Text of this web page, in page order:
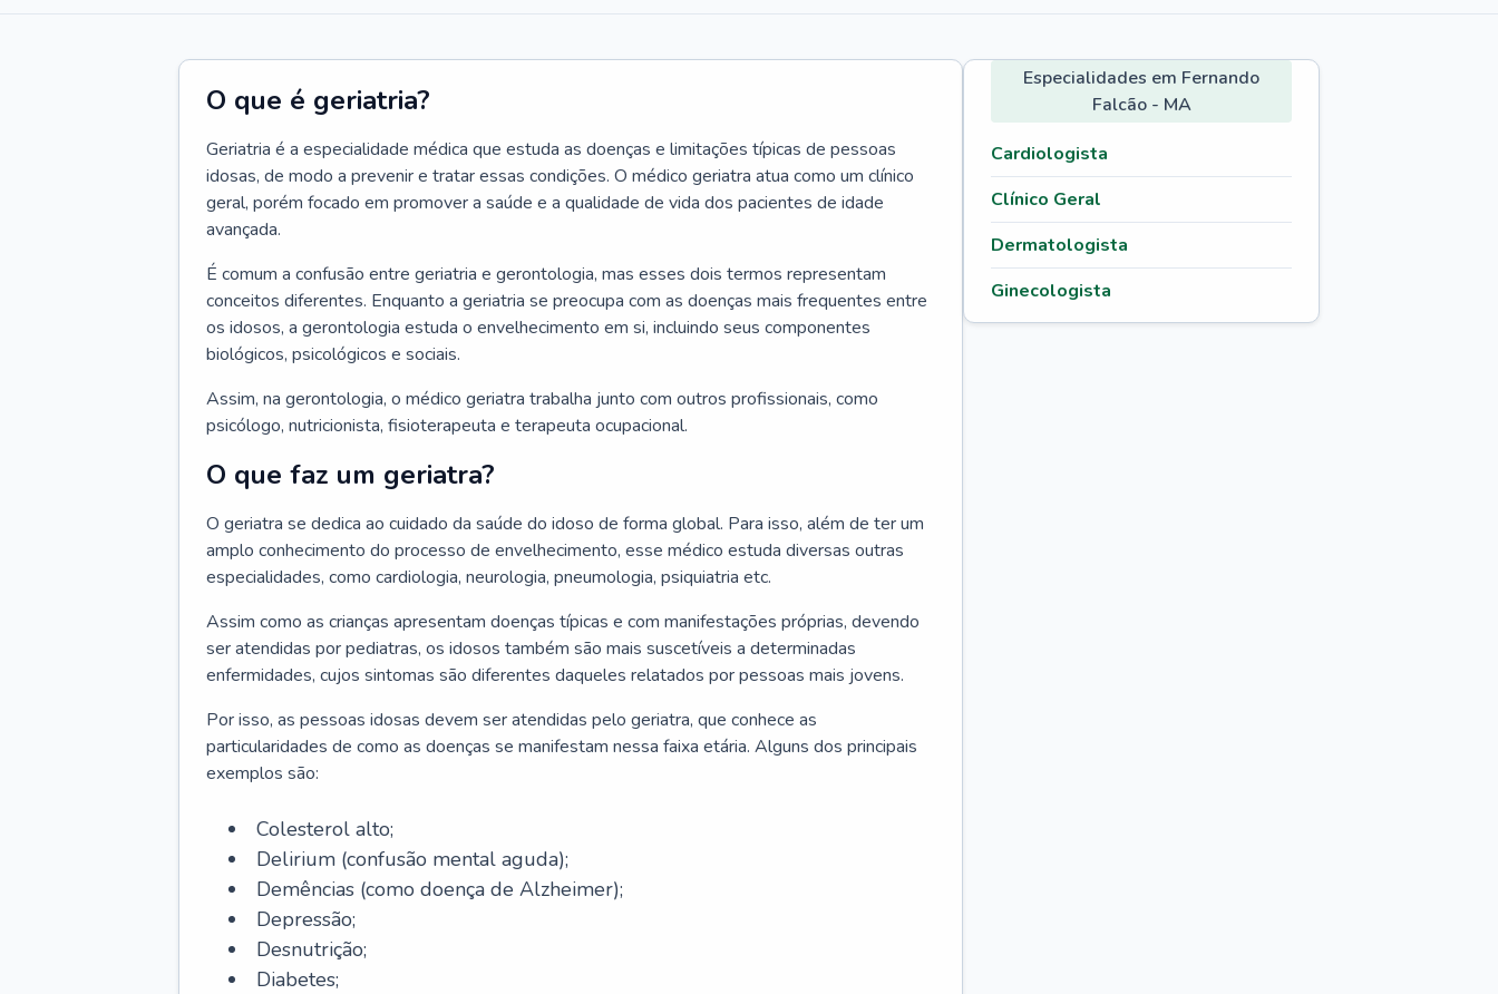
O que é geriatria?
Geriatria é a especialidade médica que estuda as doenças e limitações típicas de pessoas
idosas, de modo a prevenir e tratar essas condições. O médico geriatra atua como um clínico
geral, porém focado em promover a saúde e a qualidade de vida dos pacientes de idade
avançada.
É comum a confusão entre geriatria e gerontologia, mas esses dois termos representam
conceitos diferentes. Enquanto a geriatria se preocupa com as doenças mais frequentes entre
os idosos, a gerontologia estuda o envelhecimento em si, incluindo seus componentes
biológicos, psicológicos e sociais.
Assim, na gerontologia, o médico geriatra trabalha junto com outros profissionais, como
psicólogo, nutricionista, fisioterapeuta e terapeuta ocupacional.
O que faz um geriatra?
O geriatra se dedica ao cuidado da saúde do idoso de forma global. Para isso, além de ter um
amplo conhecimento do processo de envelhecimento, esse médico estuda diversas outras
especialidades, como cardiologia, neurologia, pneumologia, psiquiatria etc.
Assim como as crianças apresentam doenças típicas e com manifestações próprias, devendo
ser atendidas por pediatras, os idosos também são mais suscetíveis a determinadas
enfermidades, cujos sintomas são diferentes daqueles relatados por pessoas mais jovens.
Por isso, as pessoas idosas devem ser atendidas pelo geriatra, que conhece as
particularidades de como as doenças se manifestam nessa faixa etária. Alguns dos principais
exemplos são:
Colesterol alto;
Delirium (confusão mental aguda);
Demências (como doença de Alzheimer);
Depressão;
Desnutrição;
Diabetes;
Especialidades em Fernando
Falcão - MA
Cardiologista
Clínico Geral
Dermatologista
Ginecologista